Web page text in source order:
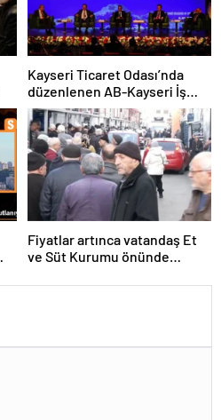
Kayseri Ticaret Odası’nda
düzenlenen AB-Kayseri İş
Forumu’nda yeşil dönüşüm
ve dijitalleşme vurgusu
yapıldı
Fiyatlar artınca vatandaş Et
ve Süt Kurumu önünde